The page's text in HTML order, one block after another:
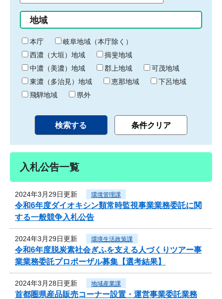
始
り
間
終
わ
り
地域
本庁
岐阜地域（本庁除く）
西濃（大垣）地域
揖斐地域
中濃（美濃）地域
郡上地域
可茂地域
東濃（多治見）地域
恵那地域
下呂地域
飛騨地域
県外
入札公告一覧
2024年3月29日更新 環境管理課
令和6年度ダイオキシン類常時監視事業業務委託に関
する一般競争入札公告
2024年3月29日更新 環境生活政策課
令和6年度脱炭素社会ぎふを支える人づくりツアー事
業業務委託プロポーザル募集【選考結果】
2024年3月28日更新 地域産業課
首都圏県産品販売コーナー設置・運営事業委託業務